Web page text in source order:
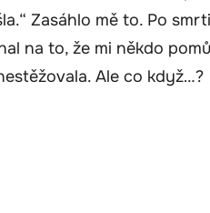
Zasáhlo mě to. Po
na to, že mi někdo
Ale co když…?